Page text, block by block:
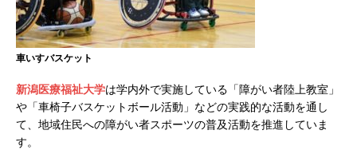
車いすバスケット
新潟医療福祉大学は学内外で実施している「障がい者陸上教室」
や「車椅子バスケットボール活動」などの実践的な活動を通し
て、地域住民への障がい者スポーツの普及活動を推進していま
す。